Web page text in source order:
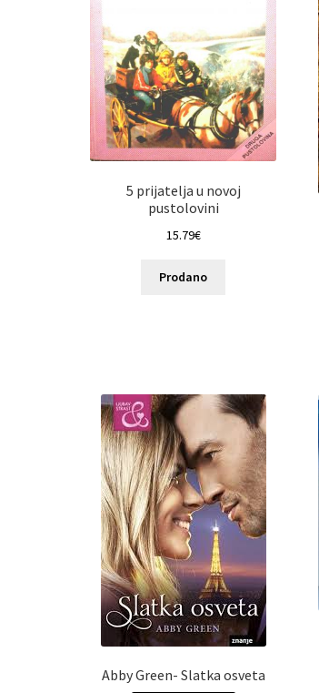
5 prijatelja u novoj
pustolovini
15.79€
Prodano
Abby Green- Slatka osveta